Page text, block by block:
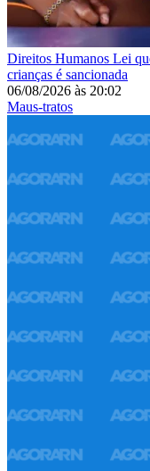
Direitos Humanos Lei
crianças é sancionada
06/08/2026 às 20:02
Maus-tratos